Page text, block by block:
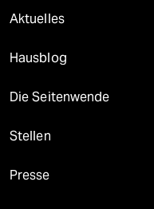
Aktuelles
Hausblog
Die Seitenwende
Stellen
Presse